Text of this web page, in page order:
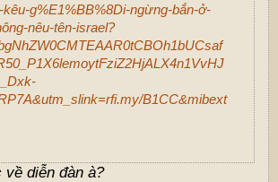
g%E1%BB%8Di-ngừng-bắn-ở-
nêu-tên-israel?
B1CC&mibext
về diễn đàn à?